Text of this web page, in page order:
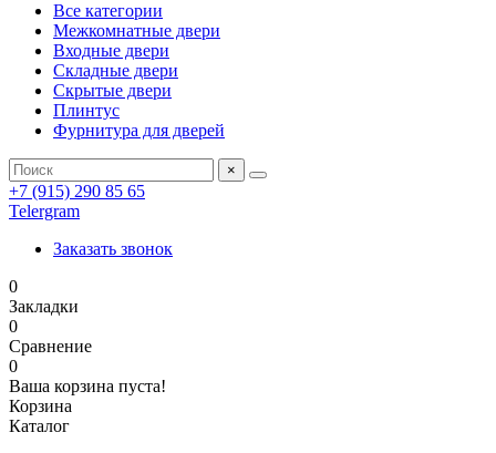
Все категории
Межкомнатные двери
Входные двери
Складные двери
Скрытые двери
Плинтус
Фурнитура для дверей
×
+7 (915) 290 85 65
Telergram
Заказать звонок
0
Закладки
0
Сравнение
0
Ваша корзина пуста!
Корзина
Каталог